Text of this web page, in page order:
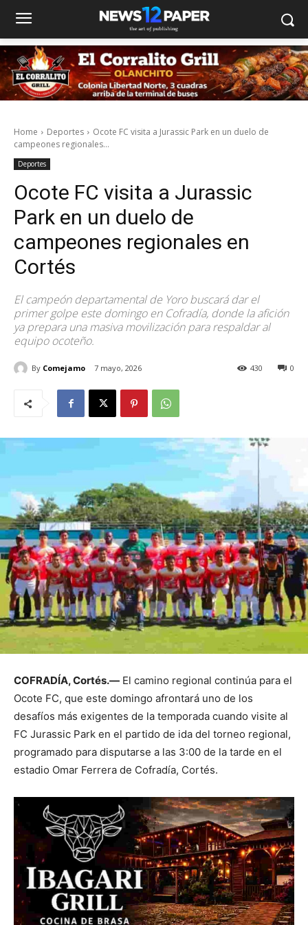
Home Deportes
Ocote FC visita a Jurassic Park en un duelo de
campeones regionales...
Deportes
Ocote FC visita a Jurassic
Park en un duelo de
campeones regionales en
Cortés
El campeón departamental de Yoro buscará dar el
primer golpe este domingo en Cofradía, donde la afición
ya prepara una masiva movilización para respaldar al
equipo ocoteño.
By Comejamo 7 mayo, 2026 0
430
COFRADÍA, Cortés.— El camino regional continúa para el
Ocote FC, que este domingo afrontará uno de los
desafíos más exigentes de la temporada cuando visite al
FC Jurassic Park en el partido de ida del torneo regional,
programado para disputarse a las 3:00 de la tarde en el
estadio Omar Ferrera de Cofradía, Cortés.